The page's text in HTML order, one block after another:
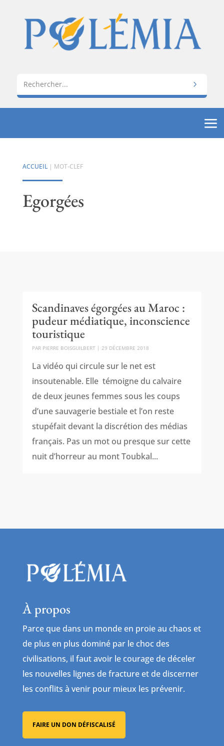
ACCUEIL| MOT-CLEF
Egorgées
Scandinaves égorgées au Maroc :
pudeur médiatique, inconscience
touristique
PAR PIERRE BOISGUILBERT| 29 DÉCEMBRE 2018
La vidéo qui circule sur le net est
insoutenable. Elle témoigne du calvaire
de deux jeunes femmes sous les coups
d’une sauvagerie bestiale et l’on reste
stupéfait devant la discrétion des médias
français. Pas un mot ou presque sur cette
nuit d’horreur au mont Toubkal...
À propos
Parce que dans un monde en proie au chaos et
de plus en plus dominé par le choc des
civilisations, il faut avoir le courage de déceler
les nouvelles lignes de fracture et de discerner
les conflits à venir pour mieux les prévenir.
FAIRE UN DON DÉFISCALISÉ